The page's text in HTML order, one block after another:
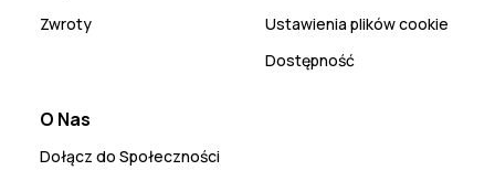
Zwroty
Ustawienia plików cookie
Dostępność
O Nas
Dołącz do Społeczności